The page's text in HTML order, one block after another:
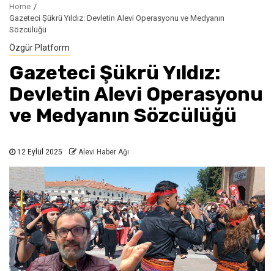
Home
Gazeteci Şükrü Yıldız: Devletin Alevi Operasyonu ve Medyanın
Sözcülüğü
Özgür Platform
Gazeteci Şükrü Yıldız:
Devletin Alevi Operasyonu
ve Medyanın Sözcülüğü
12 Eylül 2025 Alevi Haber Ağı